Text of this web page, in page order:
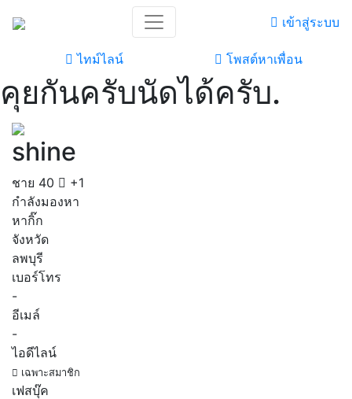
เข้าสู่ระบบ
ไทม์ไลน์ โพสต์หาเพื่อน
คุยกันครับนัดได้ครับ.
shine
ชาย 40
+1
กำลังมองหา
หากิ๊ก
จังหวัด
ลพบุรี
เบอร์โทร
-
อีเมล์
-
ไอดีไลน์
เฉพาะสมาชิก
เฟสบุ๊ค